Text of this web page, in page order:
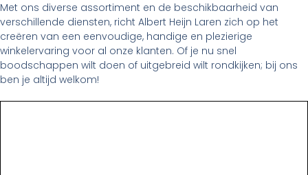
Met ons diverse assortiment en de beschikbaarheid van
verschillende diensten, richt Albert Heijn Laren zich op het
creëren van een eenvoudige, handige en plezierige
winkelervaring voor al onze klanten. Of je nu snel
boodschappen wilt doen of uitgebreid wilt rondkijken; bij ons
ben je altijd welkom!